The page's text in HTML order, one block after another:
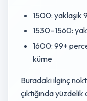
1500: yaklaşık
1530–1560:
1600: 99+
küme
Buradaki ilginç
çıktığında